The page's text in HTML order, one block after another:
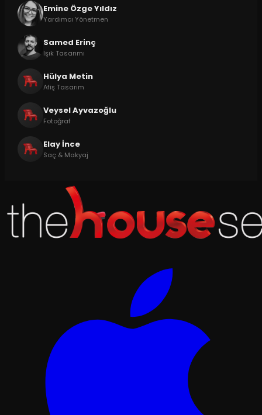
Emine Özge Yıldız
Yardımcı Yönetmen
Samed Erinç
Işık Tasarımı
Hülya Metin
Afiş Tasarım
Veysel Ayvazoğlu
Fotoğraf
Elay İnce
Saç & Makyaj